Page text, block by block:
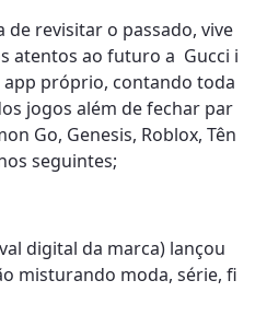
de revisitar o passado, vive
atentos ao futuro a Gucci i
próprio, contando toda
jogos além de fechar par
Go, Genesis, Roblox, Tên
seguintes;
digital da marca) lançou
misturando moda, série, fi